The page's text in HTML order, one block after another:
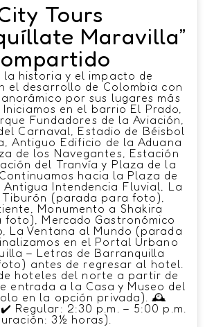
Tours
Maravilla”
la historia y el impacto de
el desarrollo de Colombia con
por sus lugares más
en el barrio El Prado,
Fundadores de la Aviación,
Carnaval, Estadio de Béisbol
Antiguo Edificio de la Aduana
de los Navegantes, Estación
del Tranvía y Plaza de la
hacia la Plaza de
Antigua Intendencia Fluvial, La
(parada para foto),
Monumento a Shakira
Mercado Gastronómico
La Ventana al Mundo (parada
en el Portal Urbano
– Letras de Barranquilla
antes de regresar al hotel.
hoteles del norte a partir de
entrada a la Casa y Museo del
en la opción privada). 🕰
Regular: 2:30 p.m. – 5:00 p.m.
3½ horas).